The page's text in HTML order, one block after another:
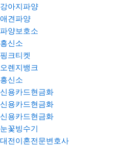
강아지파양
애견파양
파양보호소
흥신소
핑크티켓
오렌지뱅크
흥신소
신용카드현금화
신용카드현금화
신용카드현금화
눈꽃빙수기
대전이혼전문변호사